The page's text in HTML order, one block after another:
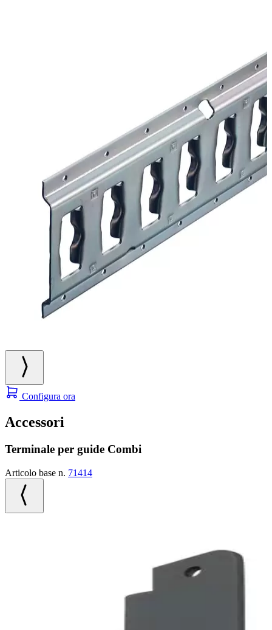
Configura ora
Accessori
Terminale per guide Combi
Articolo base n. 71414